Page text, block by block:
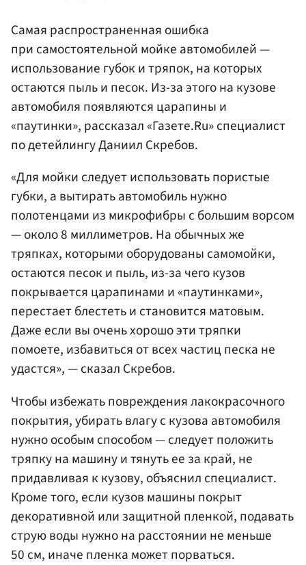
Самая распространенная ошибка
при самостоятельной мойке автомобилей —
использование губок и тряпок, на которых
остаются пыль и песок. Из-за этого на кузове
автомобиля появляются царапины и
«паутинки», рассказал «Газете.Ru» специалист
по детейлингу Даниил Скребов.
«Для мойки следует использовать пористые
губки, а вытирать автомобиль нужно
полотенцами из микрофибры с большим ворсом
— около 8 миллиметров. На обычных же
тряпках, которыми оборудованы самомойки,
остаются песок и пыль, из-за чего кузов
покрывается царапинами и «паутинками»,
перестает блестеть и становится матовым.
Даже если вы очень хорошо эти тряпки
помоете, избавиться от всех частиц песка не
удастся», — сказал Скребов.
Чтобы избежать повреждения лакокрасочного
покрытия, убирать влагу с кузова автомобиля
нужно особым способом — следует положить
тряпку на машину и тянуть ее за край, не
придавливая к кузову, объяснил специалист.
Кроме того, если кузов машины покрыт
декоративной или защитной пленкой, подавать
струю воды нужно на расстоянии не меньше
50 см, иначе пленка может порваться.